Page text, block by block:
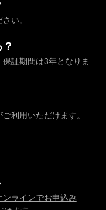
い。
証期間は3年となりま
利用いただけます。
ラインでお申込み